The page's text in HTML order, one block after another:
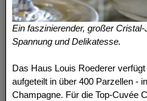
Ein faszinierender, großer
Spannung und Delikatesse.
Das Haus Louis Roederer
aufgeteilt in über 400 Parzellen -
Champagne. Für die Top-Cuvée